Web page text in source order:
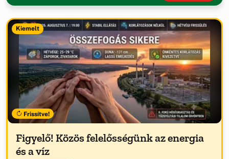
Kiemelt
Frissítve!
Figyelő! Közös felelősségünk az energia
és a víz